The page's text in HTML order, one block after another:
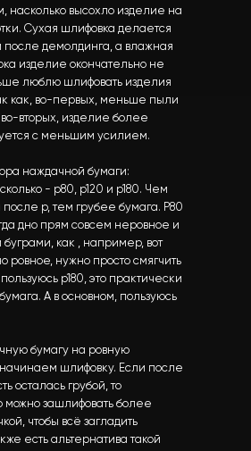
насколько высохло изделие на
Сухая шлифовка делается
после демолдинга, а влажная
изделие окончательно не
люблю шлифовать изделия
как, во-первых, меньше пыли
во-вторых, изделие более
с меньшим усилием.
наждачной бумаги:
- р80, р120 и р180. Чем
р, тем грубее бумага. Р80
дно прям совсем неровное и
как , например, вот
ровное, нужно просто смягчить
р180, это практически
А в основном, пользуюсь
бумагу на ровную
начинаем шлифовку. Если после
осталась грубой, то
можно зашлифовать более
чтобы всё загладить
есть альтернатива такой